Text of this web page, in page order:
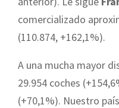
comercializado
(110.874, +162,1%).
A una mucha mayor
29.954 coches
(+70,1%). Nuestro